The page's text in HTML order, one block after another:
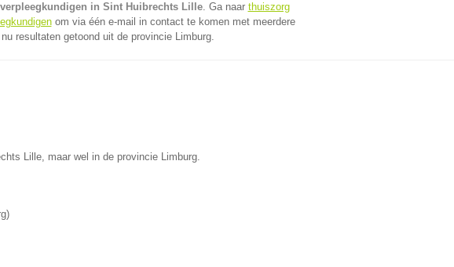
verpleegkundigen in Sint Huibrechts Lille. Ga naar thuiszorg
om via één e-mail in contact te komen met meerdere
resultaten getoond uit de provincie Limburg.
Lille, maar wel in de provincie Limburg.
)